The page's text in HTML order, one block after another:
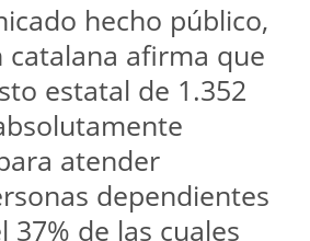
hecho público,
catalana afirma que
estatal de 1.352
atender
dependientes
37% de las cuales